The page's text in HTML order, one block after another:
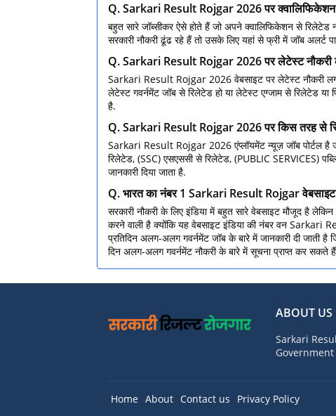
Q. Sarkari Result Rojgar 2026 पर क्वालिफिकेशन
बहुत सारे जॉब्सीकर ऐसे होते हैं जो अपने क्वालिफिकेशन से
सरकारी नौकरी ढूंढ रहे हैं तो उसके लिए यहां से फ्री में जॉब अलर्ट
Q. Sarkari Result Rojgar 2026 पर लेटेस्ट नौकरी
Sarkari Result Rojgar 2026 वेबसाइट पर लेटेस्ट नौकरी
लेटेस्ट गवर्नमेंट जॉब से रिलेटेड हो या लेटेस्ट एग्जाम से रिलेटेड
है.
Q. Sarkari Result Rojgar 2026 पर किस तरह से
Sarkari Result Rojgar 2026 एंप्लॉयमेंट न्यूज़ जॉब पोर्टल है
रिलेटेड, (SSC) एसएससी से रिलेटेड, (PUBLIC SERVICES)
जानकारी दिया जाता है.
Q. भारत का नंबर 1 Sarkari Result Rojgar
सरकारी नौकरी के लिए इंडिया में बहुत सारे वेबसाइट मौजूद है
करने वाली है क्योंकि यह वेबसाइट इंडिया की नंबर वन Sarkari
प्रतिदिन अलग-अलग गवर्नमेंट जॉब के बारे में जानकारी दी जाती
दिन अलग-अलग गवर्नमेंट नौकरी के बारे में सूचना प्राप्त कर सकते
ABOUT US
Sarkari
Government
Home About Contact us Privacy Policy